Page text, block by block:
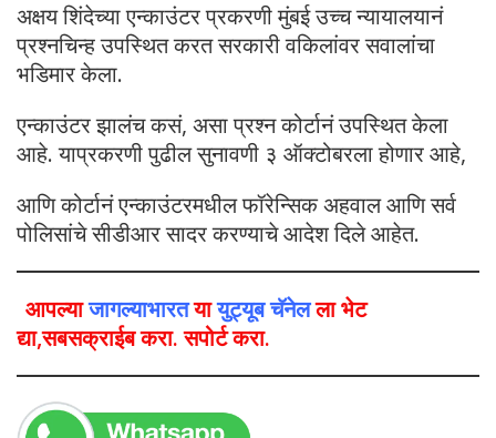
अक्षय शिंदेच्या एन्काउंटर प्रकरणी मुंबई उच्च न्यायालयानं
प्रश्नचिन्ह उपस्थित करत सरकारी वकिलांवर सवालांचा
भडिमार केला.
एन्काउंटर झालंच कसं, असा प्रश्न कोर्टानं उपस्थित केला
आहे. याप्रकरणी पुढील सुनावणी ३ ऑक्टोबरला होणार आहे,
आणि कोर्टानं एन्काउंटरमधील फॉरेन्सिक अहवाल आणि सर्व
पोलिसांचे सीडीआर सादर करण्याचे आदेश दिले आहेत.
आपल्याजागल्याभारतयायुट्यूब चॅनेलला भेट
द्या,सबसक्राईब करा. सपोर्ट करा.